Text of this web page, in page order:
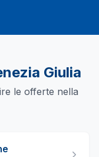
Giulia
le offerte nella